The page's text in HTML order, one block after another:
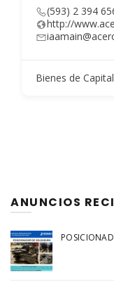
(593) 2 394
http://
Bienes de Capital
ANUNCIOS